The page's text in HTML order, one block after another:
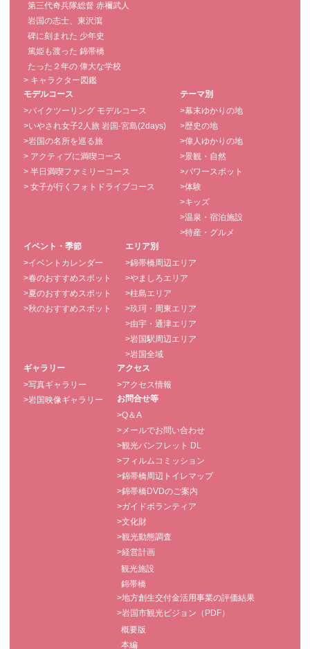
第三代奇兵隊総督 赤禰武人
岩国の志士、東沢瀉
碑に刻まれた 少年史
篤姫も渡った 錦帯橋
たった２年の 偉大な学校
> キャラクター図鑑
モデルコース
>バイクツーリング モデルコース
>いやされ女子2人旅 岩国-宮島(2days)
>岩国の名所を巡る旅
> アクティブに満喫コース
> 半日満喫ファミリーコース
> 女子が行くフォトドライブコース
テーマ別
>幕末ゆかりの地
>歴史の地
>偉人ゆかりの地
>景観・自然
>パワースポット
>体験
>キッズ
>温泉・宿泊施設
>特産・グルメ
イベント・季節
>イベントカレンダー
>春のおすすめスポット
>夏のおすすめスポット
>秋のおすすめスポット
エリア別
>錦帯橋周辺エリア
>やましろエリア
>柱島エリア
>玖珂・周東エリア
>由宇・通津エリア
>岩国駅周辺エリア
>岩国全域
ギャラリー
>写真ギャラリー
>岩国映像ギャラリー
アクセス
>アクセス情報
お問合せ等
>Q＆A
>メールでお問い合わせ
>観光パンフレット DL
>フィルムコミッション
>錦帯橋周辺トイレマップ
>錦帯橋DVDのご案内
>ガイドボランティア
>文化財
>観光動態調査
>経営計画
観光施設
錦帯橋
>地方創生交付金活用事業の評価結果
>岩国市観光ビジョン（PDF）
概要版
本編